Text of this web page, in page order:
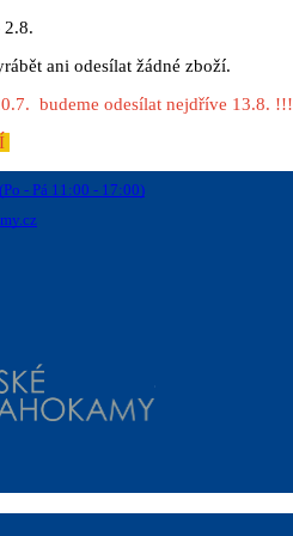
2.8.
ani odesílat žádné zboží.
budeme odesílat nejdříve 13.8. !!!
(Po - Pá 11:00 - 17:00)